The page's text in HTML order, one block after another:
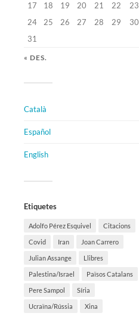
17
18 19 20 21 22
23
24
25 26 27 28 29
30
31
« DES.
Català
Español
English
Etiquetes
Adolfo Pérez Esquivel Citacions
Covid Iran Joan Carrero
Julian Assange Llibres
Palestina/Israel Països Catalans
Pere Sampol Síria
Ucraïna/Rússia Xina